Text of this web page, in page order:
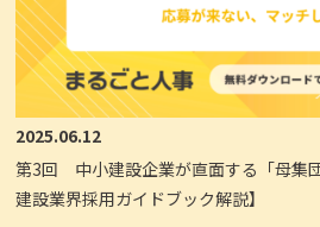
2025.06.12
第3回 中小建設企業が直面する「母集
建設業界採用ガイドブック解説】